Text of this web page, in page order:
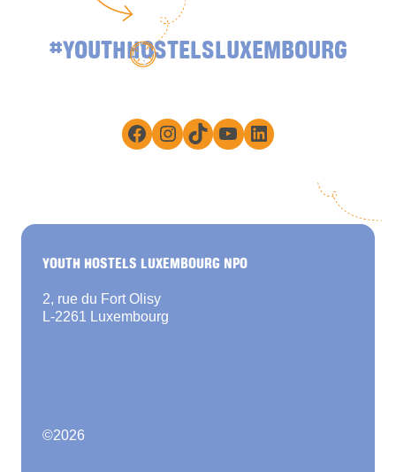
#YOUTHHOSTELSLUXEMBOURG
Facebook
Instagram
TikTokYouTube
LinkedIn
YOUTH HOSTELS LUXEMBOURG NPO
2, rue du Fort Olisy
L-2261 Luxembourg
©2026